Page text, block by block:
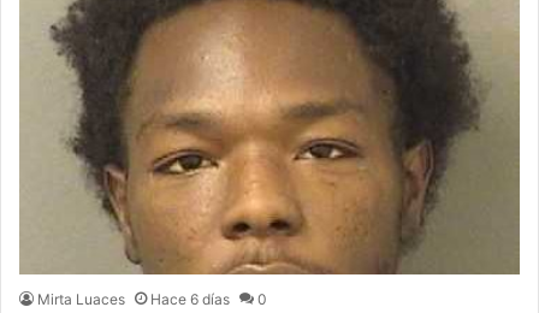
Mirta Luaces Hace 6 días 0